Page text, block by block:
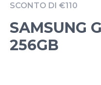
SCONTO DI €110
SAMSUNG
256GB